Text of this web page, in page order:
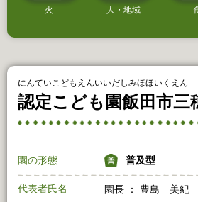
火 人・地域
にんていこどもえんいいだしみほほいくえん
認定こども園飯田市三
園の形態 普及型
代表者氏名 園長 ： 豊島 美紀